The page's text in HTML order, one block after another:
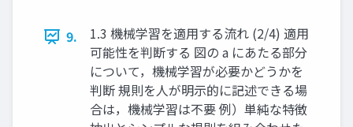
9.
1.3 機械学習を適用する流れ (2/4) 適用
可能性を判断する 図の a にあたる部分
について，機械学習が必要かどうかを
判断 規則を人が明示的に記述できる場
合は，機械学習は不要 例）単純な特徴